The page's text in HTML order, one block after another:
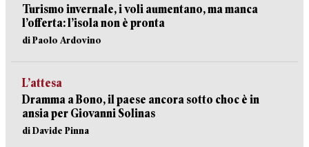
Turismo invernale, i voli aumentano, ma manca
l’offerta: l’isola non è pronta
di Paolo Ardovino
L’attesa
Dramma a Bono, il paese ancora sotto choc è in
ansia per Giovanni Solinas
di Davide Pinna